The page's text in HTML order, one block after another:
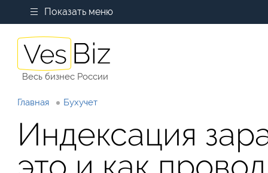
Показать меню
Весь бизнес России
Главная Бухучет
Индексация